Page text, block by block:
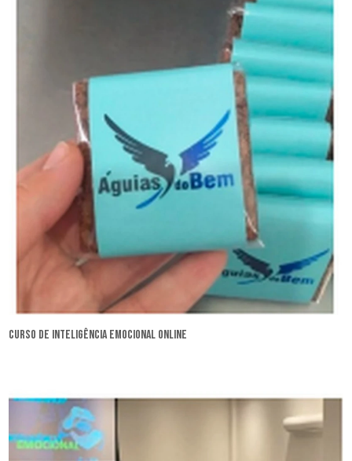
curso de inteligência emocional online